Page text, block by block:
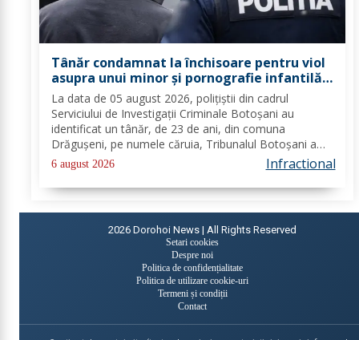
Tânăr condamnat la închisoare pentru viol
asupra unui minor și pornografie infantilă,
identificat de polițiști
La data de 05 august 2026, polițiștii din cadrul
Serviciului de Investigații Criminale Botoșani au
identificat un tânăr, de 23 de ani, din comuna
Drăgușeni, pe numele căruia, Tribunalul Botoșani a
emis un mandat de executare a pedepsei cu
închisoarea. Tânărul a fost condamnat la 4 ani și 5 luni
de...
6 august 2026 Infractional
2026 Dorohoi News | All Rights Reserved
Setari cookies
Despre noi
Politica de confidențialitate
Politica de utilizare cookie-uri
Termeni și condiții
Contact